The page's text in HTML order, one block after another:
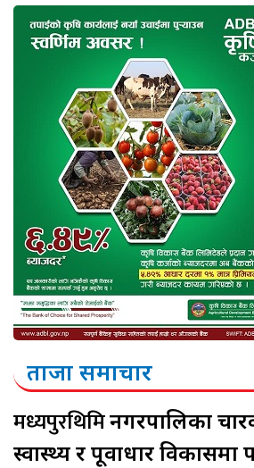
ताजा समाचार
मध्यपुरथिमिनगरपालिका
स्वास्थ्य र पूर्वाधार